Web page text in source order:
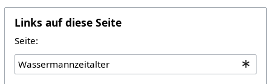
Links auf diese Seite
Seite: